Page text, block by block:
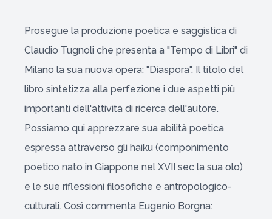
Prosegue la produzione poetica e saggistica di
Claudio Tugnoli che presenta a "Tempo di Libri" di
Milano la sua nuova opera: "Diaspora". Il titolo del
libro sintetizza alla perfezione i due aspetti più
importanti dell'attività di ricerca dell'autore.
Possiamo qui apprezzare sua abilità poetica
espressa attraverso gli haiku (componimento
poetico nato in Giappone nel XVII sec la sua olo)
e le sue riflessioni filosofiche e antropologico-
culturali. Così commenta Eugenio Borgna: